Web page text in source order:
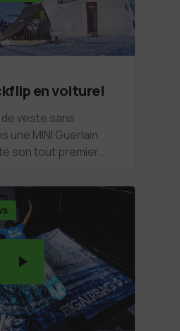
en voiture!
veste sans
une MINI Guerlain
son tout premier…